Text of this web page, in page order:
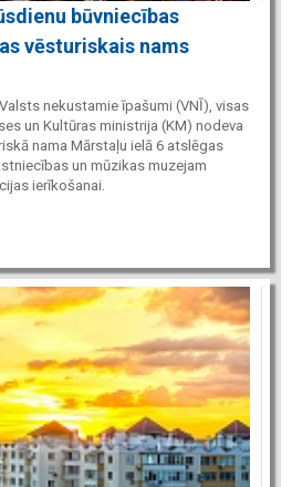
būvniecības
vēsturiskais nams
nekustamie īpašumi (VNĪ), visas
un Kultūras ministrija (KM) nodeva
nama Mārstaļu ielā 6 atslēgas
un mūzikas muzejam
ierīkošanai.